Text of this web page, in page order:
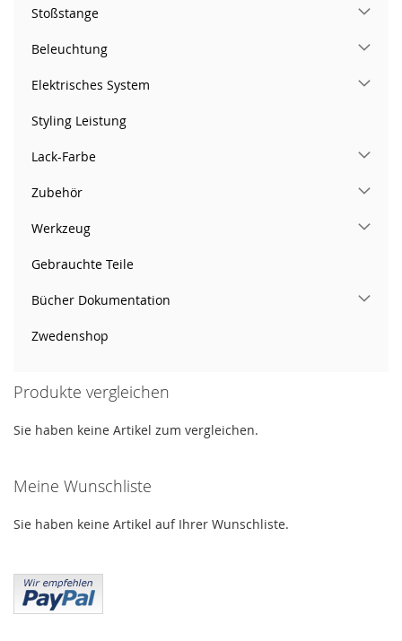
Stoßstange
Beleuchtung
Elektrisches System
Styling Leistung
Lack-Farbe
Zubehör
Werkzeug
Gebrauchte Teile
Bücher Dokumentation
Zwedenshop
Produkte vergleichen
Sie haben keine Artikel zum vergleichen.
Meine Wunschliste
Sie haben keine Artikel auf Ihrer Wunschliste.